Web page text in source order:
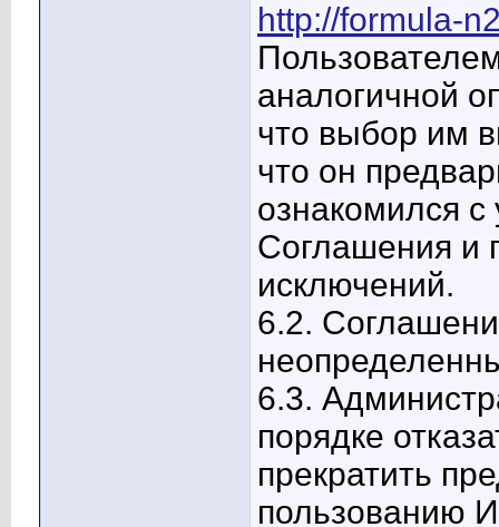
http://formula-
аналогичной
что выбор им
что он
ознакомился
Соглашения и
исключений.
6.2.
6.3.
порядке
прекратить
пользованию